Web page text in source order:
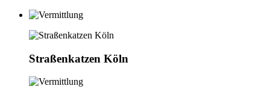
Straßenkatzen Köln